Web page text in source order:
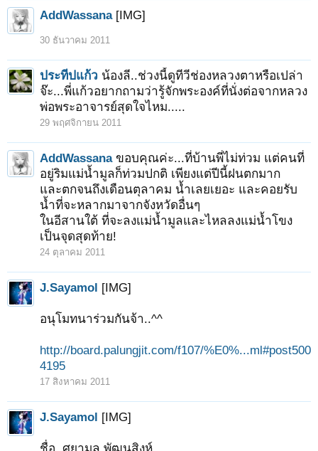
AddWassana [IMG]
30 ธันวาคม 2011
ประทีปแก้ว น้องลี..ช่วงนี้ดูทีวีช่องหลวงตาหรือเปล่า
จ๊ะ...พี่แก้วอยากถามว่ารู้จักพระองค์ที่นั่งต่อจากหลวง
พ่อพระอาจารย์สุดใจไหม.....
29 พฤศจิกายน 2011
AddWassana ขอบคุณค่ะ...ที่บ้านพี่ไม่ท่วม แต่คนที่
อยู่ริมแม่น้ำมูลก็ท่วมปกติ เพียงแต่ปีนี้ฝนตกมาก
และตกจนถึงเดือนตุลาคม น้ำเลยเยอะ และคอยรับ
น้ำที่จะหลากมาจากจังหวัดอื่นๆ
ในอีสานใต้ ที่จะลงแม่น้ำมูลและไหลลงแม่น้ำโขง
เป็นจุดสุดท้าย!
24 ตุลาคม 2011
J.Sayamol [IMG]
อนุโมทนาร่วมกันจ้า..^^
http://board.palungjit.com/f107/%E0%...ml#post500
4195
17 สิงหาคม 2011
J.Sayamol [IMG]
ชื่อ..ศยามล พัฒนสิงห์